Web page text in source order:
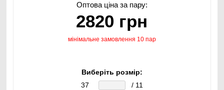
Оптова ціна за пару:
2820 грн
мінімальне замовлення 10 пар
Виберіть розмір:
37
/ 11